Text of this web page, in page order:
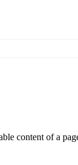
content of a